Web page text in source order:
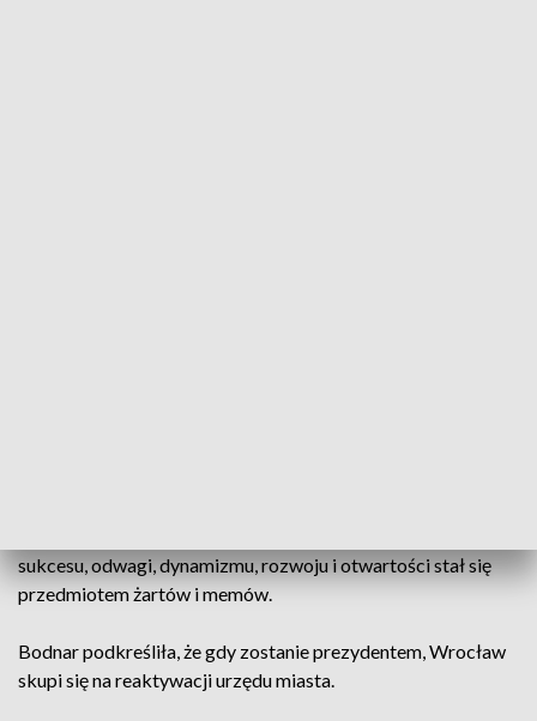
sukcesu, odwagi, dynamizmu, rozwoju i otwartości stał się
przedmiotem żartów i memów.
Bodnar podkreśliła, że gdy zostanie prezydentem, Wrocław
skupi się na reaktywacji urzędu miasta.